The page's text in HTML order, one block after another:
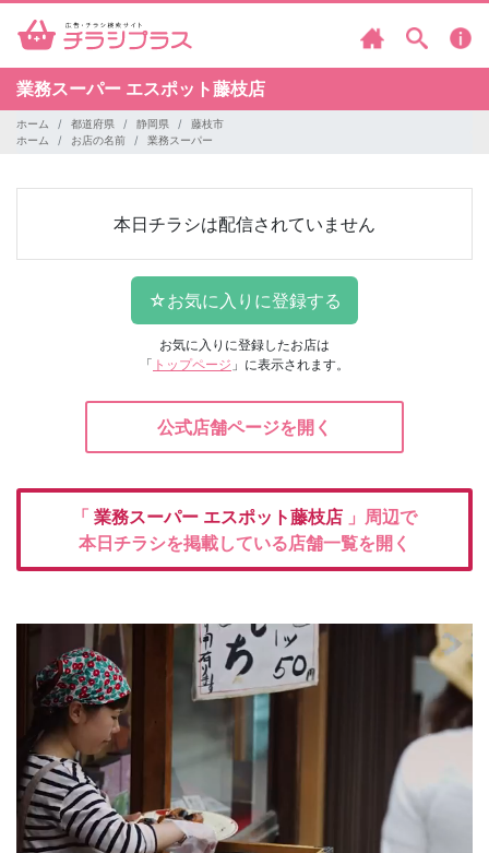
業務スーパー エスポット藤枝店
ホーム 都道府県 静岡県
藤枝市
ホーム
お店の名前 業務スーパー
本日チラシは配信されていません
お気に入りに登録したお店は
「 トップページ 」に表示されます。
公式店舗ページを開く
「 業務スーパー エスポット藤枝店 」周辺で
本日チラシを掲載している店舗一覧を開く